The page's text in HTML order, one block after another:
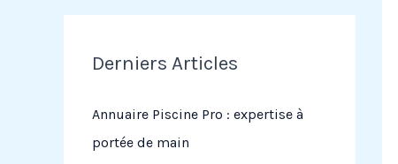
Derniers Articles
Annuaire Piscine Pro : expertise à
portée de main